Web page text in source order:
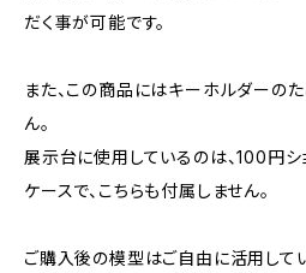
だく事が可能です。
また、この商品にはキーホルダーの
ん。
展示台に使用しているのは、100円シ
ケースで、こちらも付属しません。
ご購入後の模型はご自由に活用して